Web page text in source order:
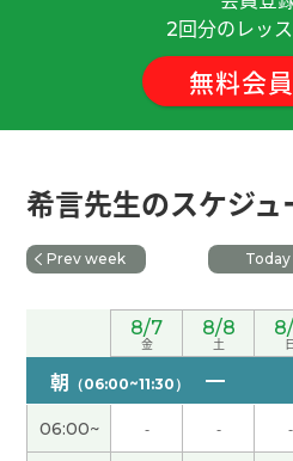
今天的课很开心，聊了很多
真快。谢谢老师！下次见！
我觉得预防老人痴呆症的方
性 )
谢谢老师，讲得很容易理解
老师，谢谢您今天细心的讲
习，继续努力。( 女性 )
老师，今天也谢谢您！我们
2回分のレッ
無料会
希言先生のスケジュ
Prev week Today
8/7
金
8/8
土
朝 （06:00~11:30）
06:00~ - - -